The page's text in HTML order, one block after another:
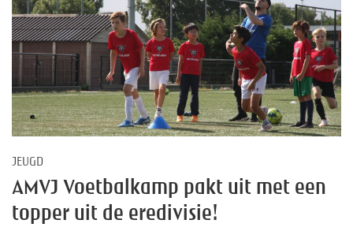
JEUGD
AMVJ Voetbalkamp pakt uit met een
topper uit de eredivisie!